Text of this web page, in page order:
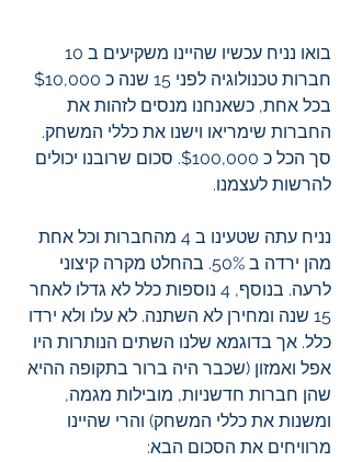
בכל אחת, כשאנחנו מנסים לזהות את
החברות שימריאו וישנו את כללי המשחק.
סך הכל כ $100,000. סכום שרובנו יכולים
להרשות לעצמנו.
נניח עתה שטעינו ב 4 מהחברות וכל אחת
מהן ירדה ב 50%. בהחלט מקרה קיצוני
לרעה. בנוסף, 4 נוספות כלל לא גדלו לאחר
15 שנה ומחירן לא השתנה. לא עלו ולא ירדו
כלל. אך בדוגמא שלנו השתים הנותרות היו
אפל ואמזון (שכבר היה ברור בתקופה ההיא
שהן חברות חדשניות, מובילות מגמה,
ומשנות את כללי המשחק) והרי שהיינו
מרוויחים את הסכום הבא: